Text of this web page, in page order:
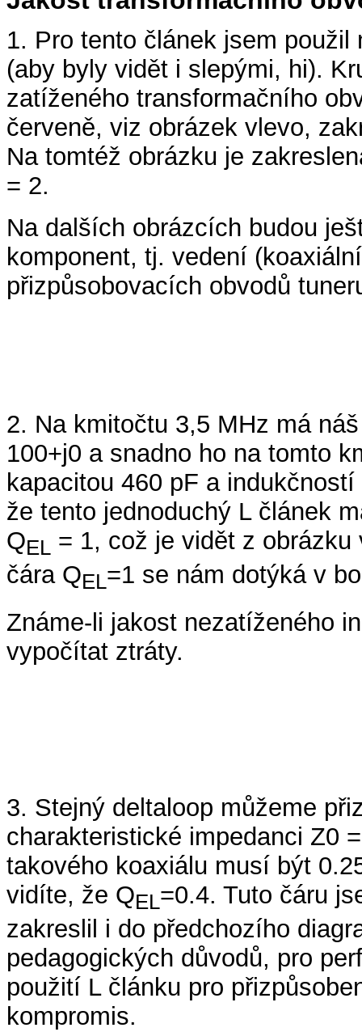
1. Pro tento článek jsem
(aby byly vidět i slepými, hi).
zatíženého transformačního
červeně, viz obrázek vlevo,
Na tomtéž obrázku je
= 2.
Na dalších obrázcích budou
komponent, tj. vedení
přizpůsobovacích obvodů
2. Na kmitočtu 3,5 MHz má
100+j0 a snadno ho na tomto
kapacitou 460 pF a
že tento jednoduchý L článek
QEL = 1, což je vidět z
čára QEL=1 se nám dotýká v
Známe-li jakost nezatíženého
vypočítat ztráty.
3. Stejný deltaloop můžeme
charakteristické impedanci Z0
takového koaxiálu musí být
vidíte, že QEL=0.4. Tuto čáru
zakreslil i do předchozího
pedagogických důvodů, pro
použití L článku pro
kompromis.